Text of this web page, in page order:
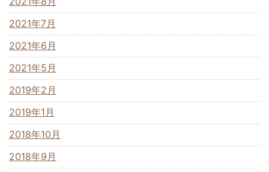
2021年7月
2021年6月
2021年5月
2019年2月
2019年1月
2018年10月
2018年9月